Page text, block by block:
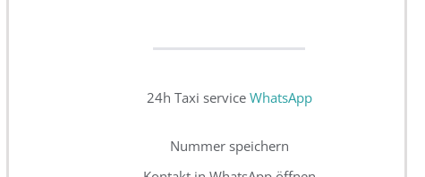
24h Taxi serviceWhatsApp
Nummer speichern